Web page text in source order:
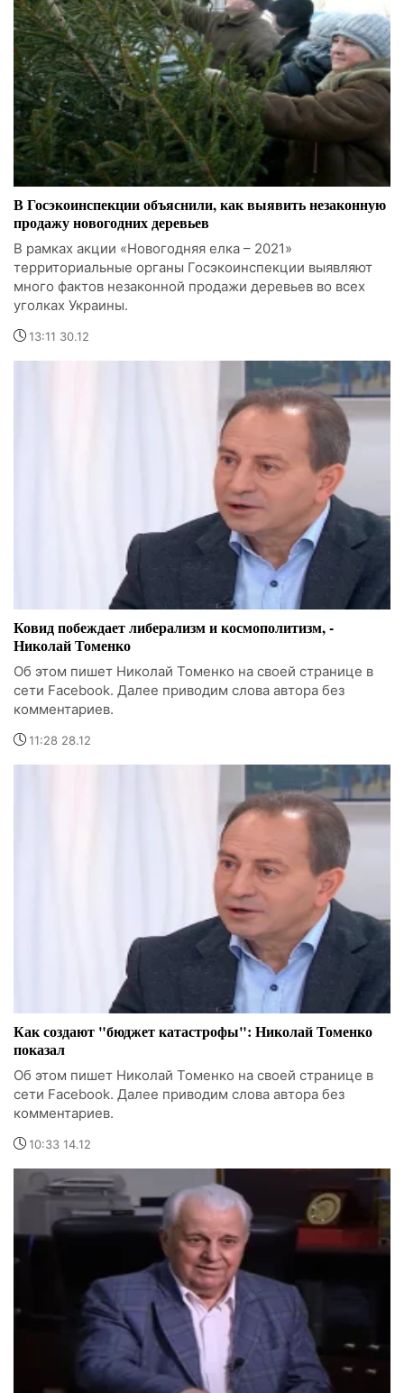
В Госэкоинспекции объяснили, как выявить незаконную
продажу новогодних деревьев
В рамках акции «Новогодняя елка – 2021»
территориальные органы Госэкоинспекции выявляют
много фактов незаконной продажи деревьев во всех
уголках Украины.
13:11 30.12
Ковид побеждает либерализм и космополитизм, -
Николай Томенко
Об этом пишет Николай Томенко на своей странице в
сети Facebook. Далее приводим слова автора без
комментариев.
11:28 28.12
Как создают "бюджет катастрофы": Николай Томенко
показал
Об этом пишет Николай Томенко на своей странице в
сети Facebook. Далее приводим слова автора без
комментариев.
10:33 14.12